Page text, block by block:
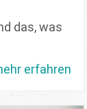
das, was
erfahren